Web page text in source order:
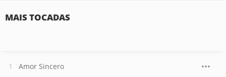
MAIS TOCADAS
Amor Sincero